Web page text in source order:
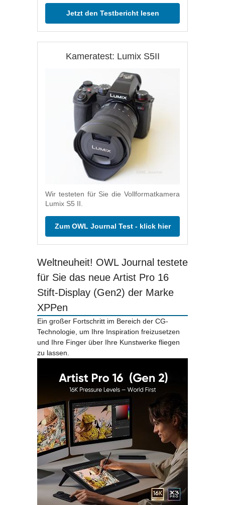
Jetzt den Testbericht lesen
Kameratest: Lumix S5II
Wir testeten für Sie die Vollformatkamera
Lumix S5 II.
Zum OWL Journal Test - klick hier
Weltneuheit! OWL Journal testete
für Sie das neue Artist Pro 16
Stift-Display (Gen2) der Marke
XPPen
Ein großer Fortschritt im Bereich der CG-
Technologie, um Ihre Inspiration freizusetzen
und Ihre Finger über Ihre Kunstwerke fliegen
zu lassen.